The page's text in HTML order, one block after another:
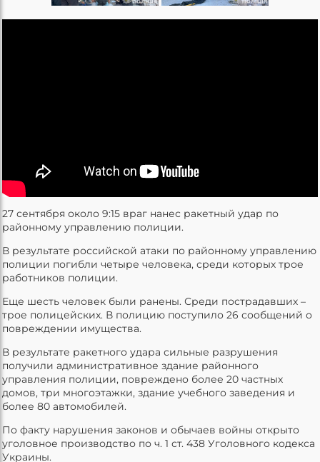
27 сентября около 9:15 враг нанес ракетный удар по
районному управлению полиции.
В результате российской атаки по районному управлению
полиции погибли четыре человека, среди которых трое
работников полиции.
Еще шесть человек были ранены. Среди пострадавших –
трое полицейских. В полицию поступило 26 сообщений о
повреждении имущества.
В результате ракетного удара сильные разрушения
получили административное здание районного
управления полиции, повреждено более 20 частных
домов, три многоэтажки, здание учебного заведения и
более 80 автомобилей.
По факту нарушения законов и обычаев войны открыто
уголовное производство по ч. 1 ст. 438 Уголовного кодекса
Украины.